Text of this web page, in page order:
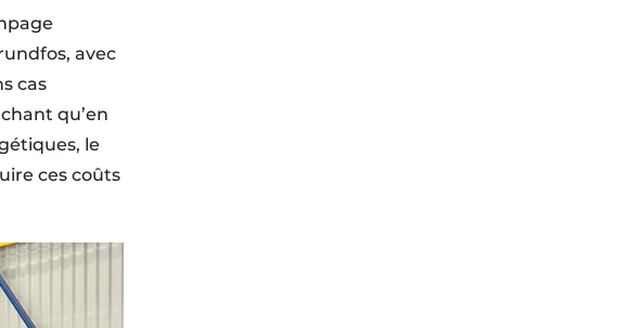
avec
cas
qu’en
le
ces coûts